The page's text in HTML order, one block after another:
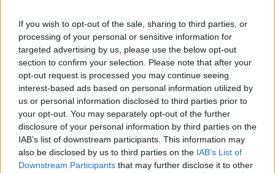
If you wish to opt-out of the sale, sharing to third parties, or
processing of your personal or sensitive information for
targeted advertising by us, please use the below opt-out
section to confirm your selection. Please note that after your
opt-out request is processed you may continue seeing
interest-based ads based on personal information utilized by
us or personal information disclosed to third parties prior to
your opt-out. You may separately opt-out of the further
disclosure of your personal information by third parties on the
IAB’s list of downstream participants. This information may
also be disclosed by us to third parties on the IAB’s List of
Downstream Participants that may further disclose it to other
álláspontok, a fórumon megjelent 50 lakó többsége hallani sem
szeretne a közösségi kertről.
KELL-E FÉLNI EGY KÖZÖSSÉGI KERTTŐL A
LAKÓTELEP KÖZEPÉN?
2023. Április. 05. 08:58
A tízemeletesek tövébe terveznek közösségi kertet
Marcalvárosban, de a helyiek nem mind örülnek neki. Kell-e vajon
tartani a közösségi kerttől?
TOVÁBBRA IS A KISERDŐ TERÜLETÉRE
TERVEZI A MARCALVÁROSI USZODÁT A GYŐRI
VÁROSVEZETÉS